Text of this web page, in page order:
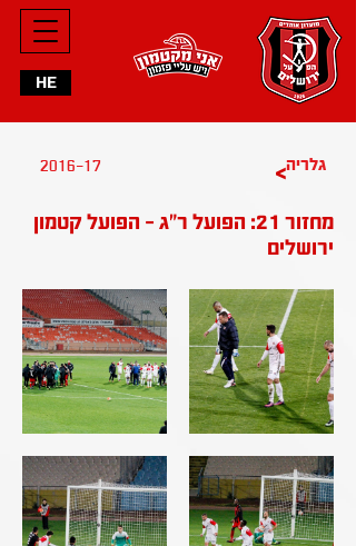
HE
2016-17 >גלריה
מחזור 21: הפועל ר"ג - הפועל קטמון
ירושלים